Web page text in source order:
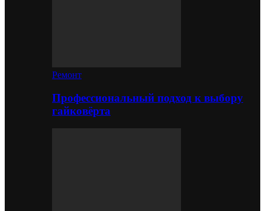
Ремонт
Профессиональный подход к выбору
гайковёрта